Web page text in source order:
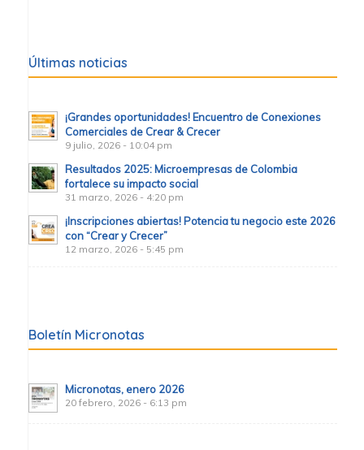
Últimas noticias
¡Grandes oportunidades! Encuentro de Conexiones
Comerciales de Crear & Crecer
9 julio, 2026 - 10:04 pm
Resultados 2025: Microempresas de Colombia
fortalece su impacto social
31 marzo, 2026 - 4:20 pm
¡Inscripciones abiertas! Potencia tu negocio este 2026
con “Crear y Crecer”
12 marzo, 2026 - 5:45 pm
Boletín Micronotas
Micronotas, enero 2026
20 febrero, 2026 - 6:13 pm